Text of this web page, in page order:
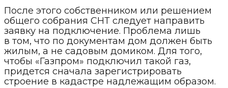
После этого собственником или решением
общего собрания СНТ следует направить
заявку на подключение. Проблема лишь
в том, что по документам дом должен быть
жилым, а не садовым домиком. Для того,
чтобы «Газпром» подключил такой газ,
придется сначала зарегистрировать
строение в кадастре надлежащим образом.